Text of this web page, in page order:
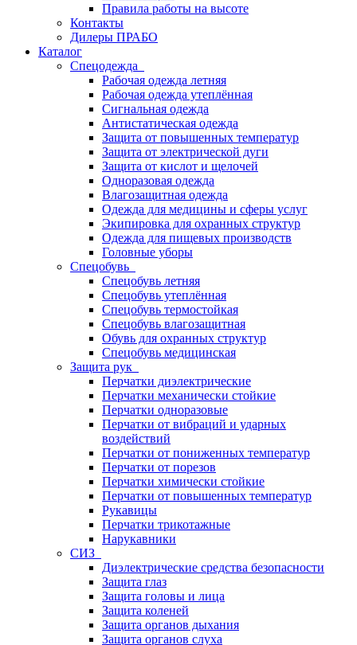
Правила работы на высоте
Контакты
Дилеры ПРАБО
Каталог
Спецодежда
Рабочая одежда летняя
Рабочая одежда утеплённая
Сигнальная одежда
Антистатическая одежда
Защита от повышенных температур
Защита от электрической дуги
Защита от кислот и щелочей
Одноразовая одежда
Влагозащитная одежда
Одежда для медицины и сферы услуг
Экипировка для охранных структур
Одежда для пищевых производств
Головные уборы
Спецобувь
Спецобувь летняя
Спецобувь утеплённая
Спецобувь термостойкая
Спецобувь влагозащитная
Обувь для охранных структур
Спецобувь медицинская
Защита рук
Перчатки диэлектрические
Перчатки механически стойкие
Перчатки одноразовые
Перчатки от вибраций и ударных
воздействий
Перчатки от пониженных температур
Перчатки от порезов
Перчатки химически стойкие
Перчатки от повышенных температур
Рукавицы
Перчатки трикотажные
Нарукавники
СИЗ
Диэлектрические средства безопасности
Защита глаз
Защита головы и лица
Защита коленей
Защита органов дыхания
Защита органов слуха